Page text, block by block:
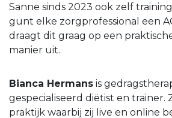
Sanne sinds 2023 ook zelf
gunt elke zorgprofessional een
draagt dit graag op een
manier uit.
Bianca Hermans is
gespecialiseerd diëtist en trainer.
praktijk waarbij zij live en online